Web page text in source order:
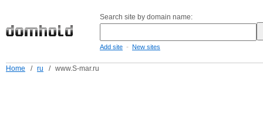
Search site by domain name:
Add site - New sites
Home / ru / www.S-mar.ru